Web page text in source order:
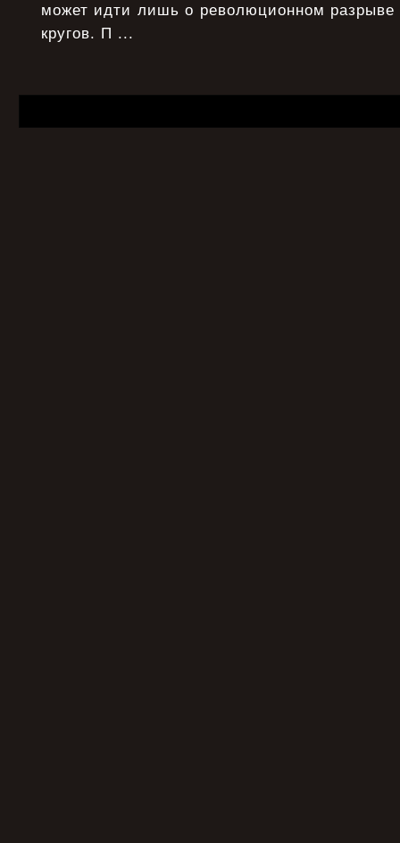
может идти лишь о революционном
кругов. П ...